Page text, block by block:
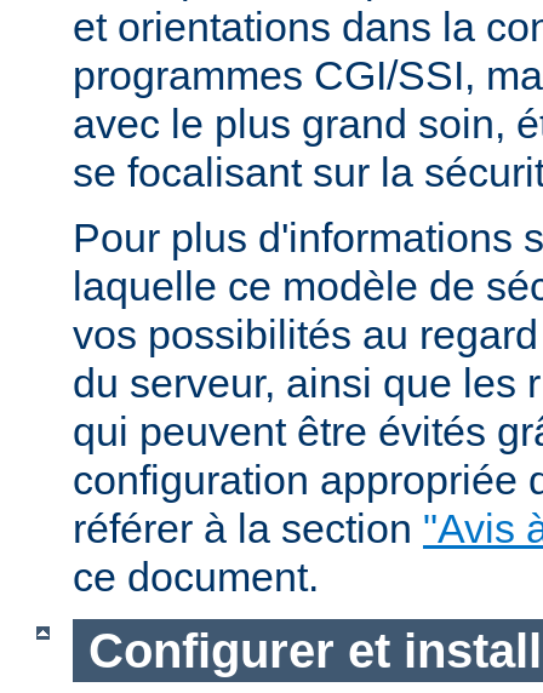
et orientations dans la
programmes CGI/SSI,
avec le plus grand soin,
se focalisant sur la
Pour plus d'informations
laquelle ce modèle de
vos possibilités au
du serveur, ainsi que les
qui peuvent être évités
configuration appropriée
référer à la section "Avis
ce document.
Configurer et